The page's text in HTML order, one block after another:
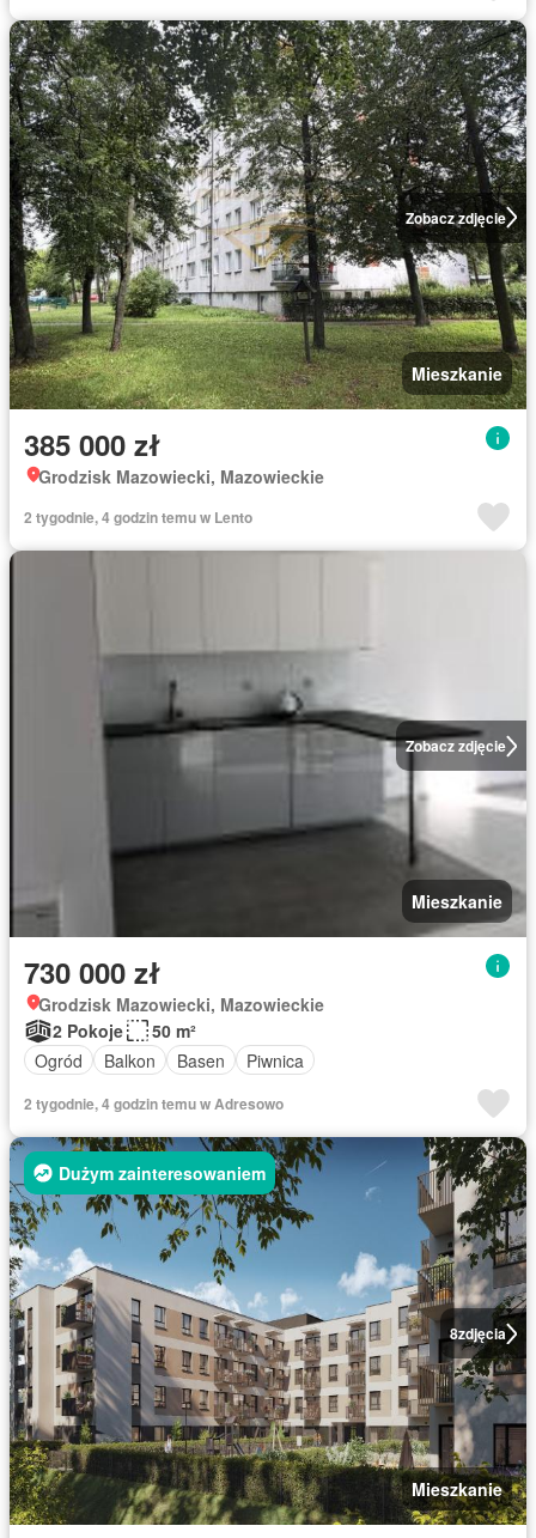
Zobacz zdjęcie
Mieszkanie
385 000 zł
Grodzisk Mazowiecki, Mazowieckie
2 tygodnie, 4 godzin temu w Lento
Zobacz zdjęcie
Mieszkanie
730 000 zł
Grodzisk Mazowiecki, Mazowieckie
2 Pokoje
50 m²
Ogród
Balkon Basen Piwnica
2 tygodnie, 4 godzin temu w Adresowo
8zdjęcia
Dużym zainteresowaniem
Mieszkanie